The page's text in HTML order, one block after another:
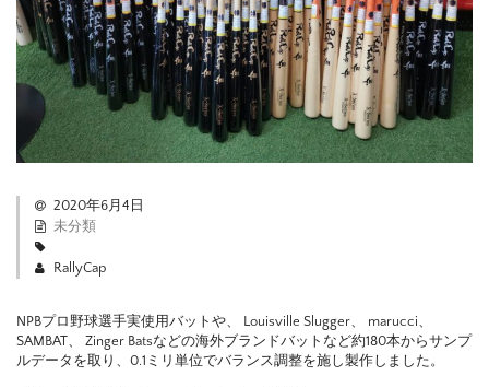
2020年6月4日
未分類
RallyCap
NPBプロ野球選手実使用バットや、 Louisville Slugger、 marucci、
SAMBAT、 Zinger Batsなどの海外ブランドバットなど約180本からサンプ
ルデータを取り、0.1ミリ単位でバランス調整を施し製作しました。